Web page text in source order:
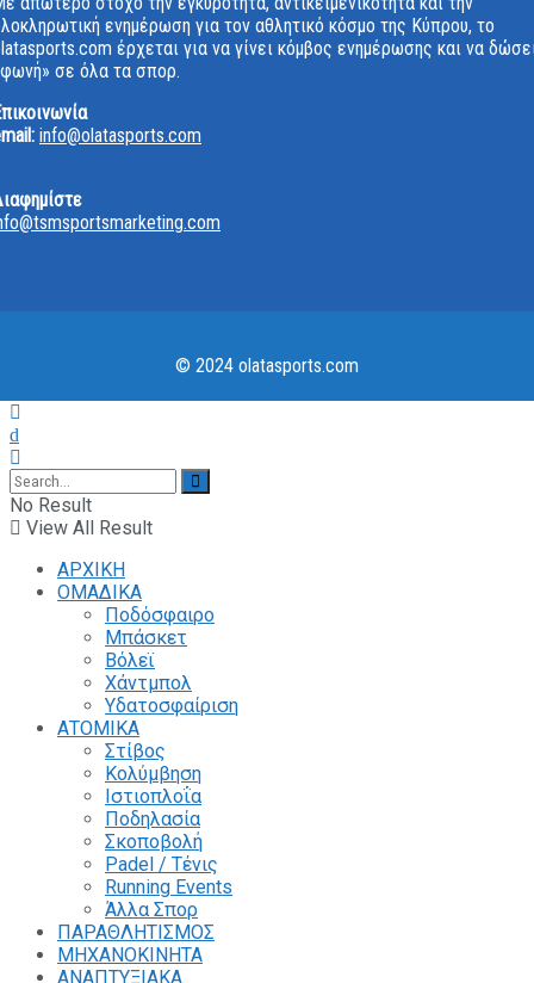
ενημέρωση για τον αθλητικό κόσμο της Κύπρου, το
έρχεται για να γίνει κόμβος ενημέρωσης και να
σε όλα τα σπορ.
info@olatasports.com
© 2024 olatasports.com
No Result
View All Result
ΑΡΧΙΚΗ
ΟΜΑΔΙΚΑ
Ποδόσφαιρο
Μπάσκετ
Βόλεϊ
Χάντμπολ
Υδατοσφαίριση
ΑΤΟΜΙΚΑ
Στίβος
Κολύμβηση
Ιστιοπλοΐα
Ποδηλασία
Σκοποβολή
Padel / Τένις
Running Events
Άλλα Σπορ
ΠΑΡΑΘΛΗΤΙΣΜΟΣ
ΜΗΧΑΝΟΚΙΝΗΤΑ
ΑΝΑΠΤΥΞΙΑΚΑ